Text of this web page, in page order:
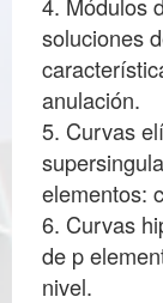
soluciones
anulación.
5. Curvas
elementos:
6. Curvas
de p
nivel.